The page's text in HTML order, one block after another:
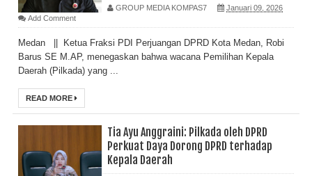
GROUP MEDIA KOMPAS7
Januari 09, 2026
Add Comment
Medan || Ketua Fraksi PDI Perjuangan DPRD Kota Medan, Robi
Barus SE M.AP, menegaskan bahwa wacana Pemilihan Kepala
Daerah (Pilkada) yang ...
READ MORE
Tia Ayu Anggraini: Pilkada oleh DPRD
Perkuat Daya Dorong DPRD terhadap
Kepala Daerah